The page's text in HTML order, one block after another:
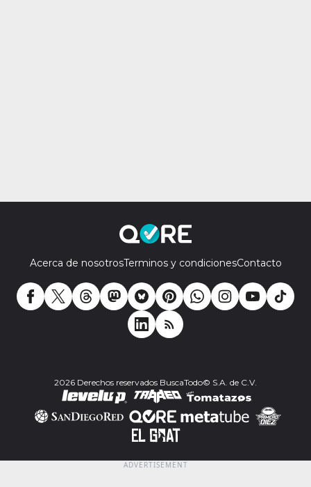
Acerca de nosotrosTerminos y condicionesContacto
2026 Derechos reservados BuscaTodo© S.A. de C.V.